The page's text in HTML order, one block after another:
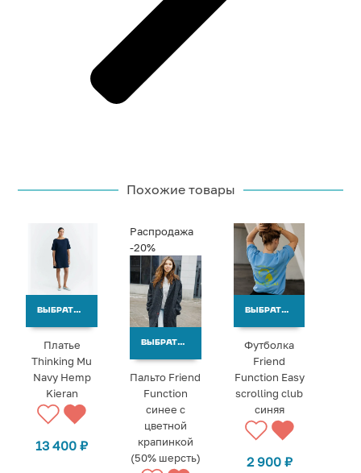
Похожие товары
ВЫБРАТЬ ВАРИАНТЫ
Платье
Thinking Mu
Navy Hemp
Kieran
13 400₽
Распродажа
-20%
ВЫБРАТЬ ВАРИАНТЫ
Пальто Friend
Function
синее с
цветной
крапинкой
(50% шерсть)
ВЫБРАТЬ ВАРИАНТЫ
Футболка
Friend
Function Easy
scrolling club
синяя
2 900 ₽